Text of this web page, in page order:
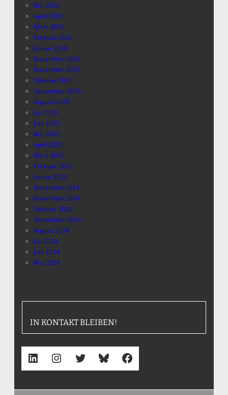
Mai 2026
April 2026
März 2026
Februar 2026
Januar 2026
Dezember 2025
November 2025
Oktober 2025
September 2025
August 2025
Juli 2025
Juni 2025
Mai 2025
April 2025
März 2025
Februar 2025
Januar 2025
Dezember 2024
November 2024
Oktober 2024
September 2024
August 2024
Juli 2024
Juni 2024
Mai 2024
IN KONTAKT BLEIBEN!
LinkedIn Instagram Twitter Bluesky Facebook